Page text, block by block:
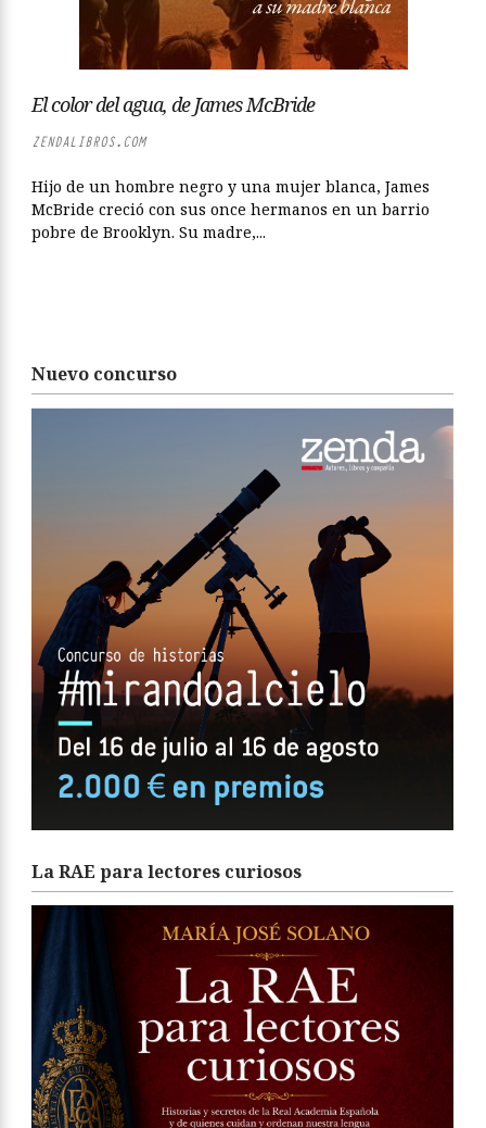
El color del agua, de James McBride
ZENDALIBROS.COM
Hijo de un hombre negro y una mujer blanca, James
McBride creció con sus once hermanos en un barrio
pobre de Brooklyn. Su madre,...
Nuevo concurso
La RAE para lectores curiosos